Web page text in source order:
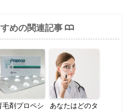
めの関連記事
毛剤プロペシ
あなたはどのタ